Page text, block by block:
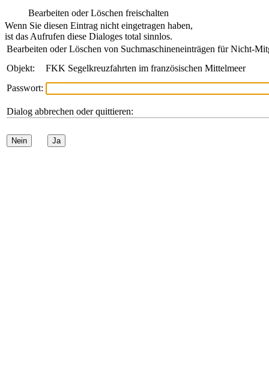
Bearbeiten oder Löschen freischalten
Wenn Sie diesen Eintrag nicht eingetragen haben,
ist das Aufrufen diese Dialoges total sinnlos.
Bearbeiten oder Löschen von Suchmaschineneinträgen für Nicht-
Objekt:
FKK Segelkreuzfahrten im französischen Mittelmeer
Passwort:
Dialog abbrechen oder quittieren:
Nein Ja